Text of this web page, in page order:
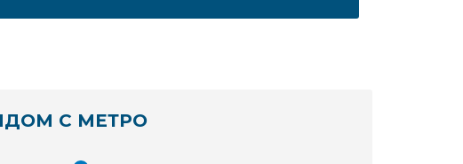
С МЕТРО